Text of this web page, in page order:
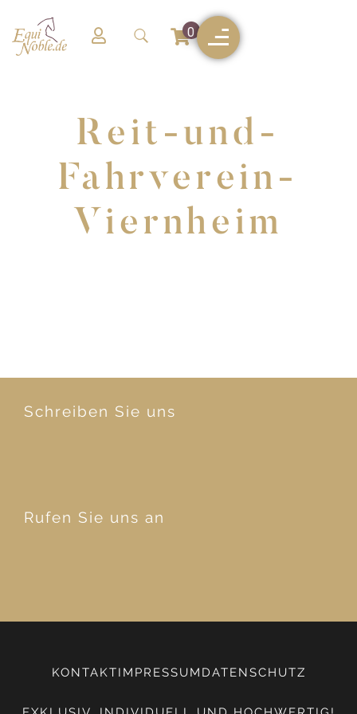
0
Reit-und-
Fahrverein-
Viernheim
Schreiben Sie uns
Rufen Sie uns an
KONTAKT IMPRESSUM DATENSCHUTZ